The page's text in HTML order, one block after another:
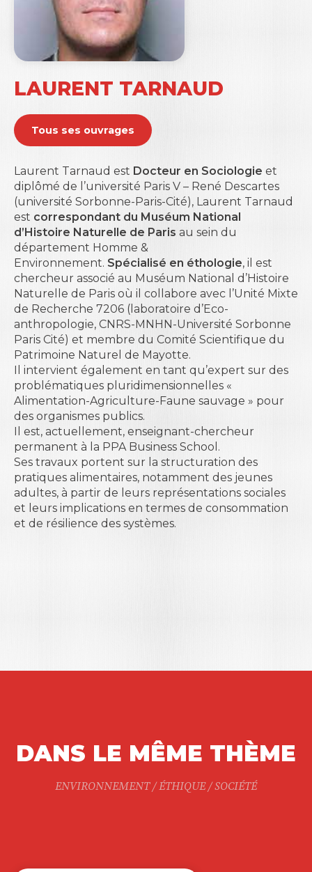
LAURENT TARNAUD
Tous ses ouvrages
Laurent Tarnaud est Docteur en Sociologie et
diplômé de l’université Paris V – René Descartes
(université Sorbonne-Paris-Cité), Laurent Tarnaud
est correspondant du Muséum National
d’Histoire Naturelle de Paris au sein du
département Homme &
Environnement. Spécialisé en éthologie, il est
chercheur associé au Muséum National d’Histoire
Naturelle de Paris où il collabore avec l’Unité Mixte
de Recherche 7206 (laboratoire d’Eco-
anthropologie, CNRS-MNHN-Université Sorbonne
Paris Cité) et membre du Comité Scientifique du
Patrimoine Naturel de Mayotte.
Il intervient également en tant qu’expert sur des
problématiques pluridimensionnelles «
Alimentation-Agriculture-Faune sauvage » pour
des organismes publics.
Il est, actuellement, enseignant-chercheur
permanent à la PPA Business School.
Ses travaux portent sur la structuration des
pratiques alimentaires, notamment des jeunes
adultes, à partir de leurs représentations sociales
et leurs implications en termes de consommation
et de résilience des systèmes.
DANS LE MÊME THÈME
ENVIRONNEMENT / ÉTHIQUE / SOCIÉTÉ